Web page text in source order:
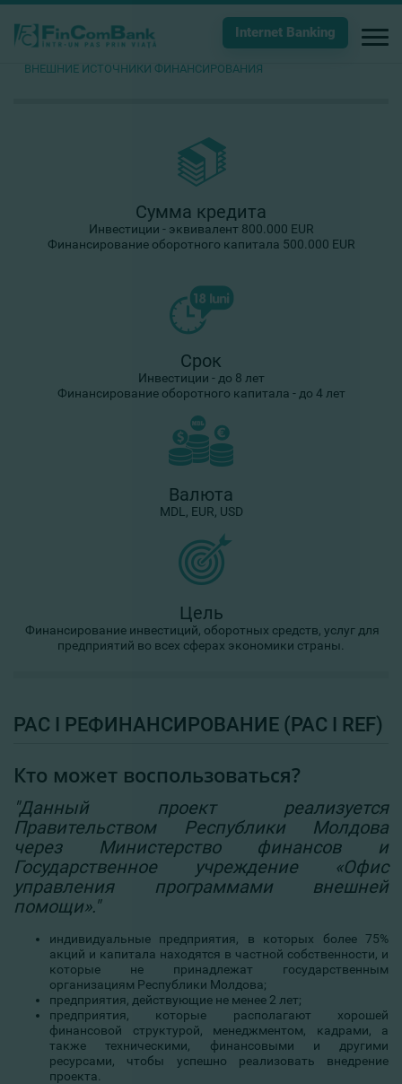
Internet Banking
ВНЕШНИЕ ИСТОЧНИКИ ФИНАНСИРОВАНИЯ
Сумма кредита
Инвестиции - эквивалент 800.000 EUR
Финансирование оборотного капитала 500.000 EUR
Срок
Инвестиции - до 8 лет
Финансирование оборотного капитала - до 4 лет
Валюта
MDL, EUR, USD
Цель
Финансирование инвестиций, оборотных средств, услуг для
предприятий во всех сферах экономики страны
PAC I РЕФИНАНСИРОВАНИЕ (PAC I REF)
Кто может воспользоваться?
"Данный проект реализуется
Правительством Республики Молдова
через Министерство финансов и
Государственное учреждение «Офис
управления программами внешней
помощи»."
индивидуальные предприятия, в которых более 75%
акций и капитала находятся в частной собственности, и
которые не принадлежат государственным
организациям Республики Молдова;
предприятия, действующие не менее 2 лет;
предприятия, которые располагают хорошей
финансовой структурой, менеджментом, кадрами, а
также техническими, финансовыми и другими
ресурсами, чтобы успешно реализовать внедрение
проекта.